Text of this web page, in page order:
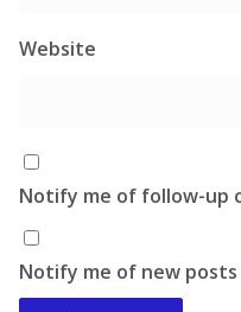
Website
Notify me of follow-up
Notify me of new posts